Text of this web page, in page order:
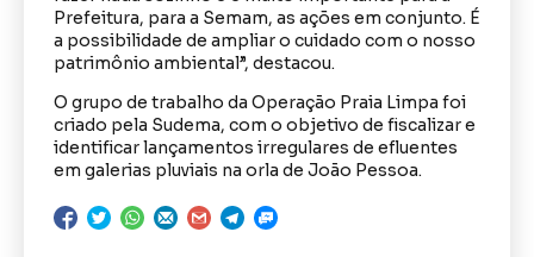
Prefeitura, para a Semam, as ações em conjunto. É
a possibilidade de ampliar o cuidado com o nosso
patrimônio ambiental”, destacou.
O grupo de trabalho da Operação Praia Limpa foi
criado pela Sudema, com o objetivo de fiscalizar e
identificar lançamentos irregulares de efluentes
em galerias pluviais na orla de João Pessoa.